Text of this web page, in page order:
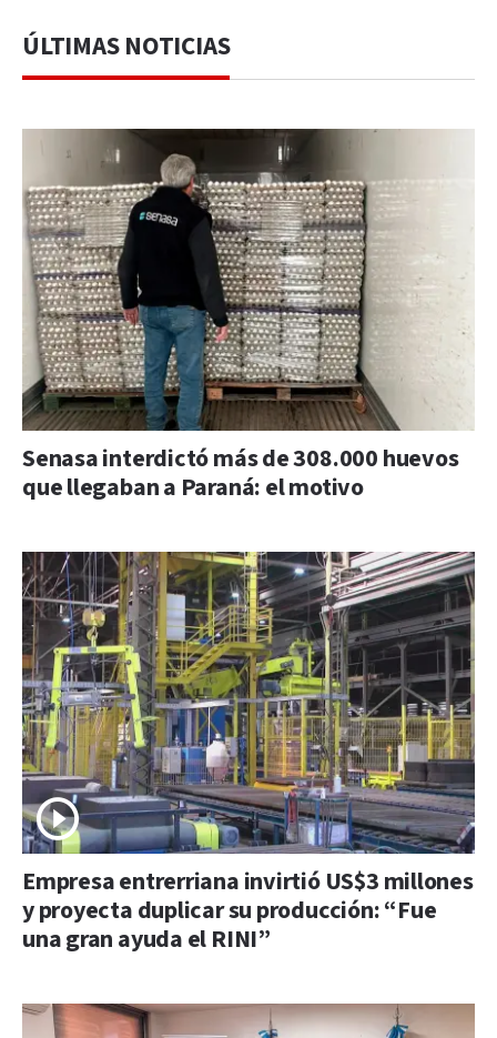
ÚLTIMAS NOTICIAS
Senasa interdictó más de 308.000 huevos
que llegaban a Paraná: el motivo
Empresa entrerriana invirtió US$3 millones
y proyecta duplicar su producción: “Fue
una gran ayuda el RINI”